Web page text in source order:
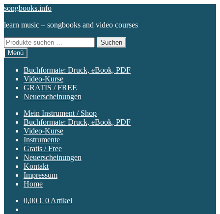
Zur
springen
Zum
springen
songbooks.info
learn music – songbooks and video courses
Suchen
nach:
Suchen
Menü
Buchformate: Druck, eBook, PDF
Video-Kurse
GRATIS / FREE
Neuerscheinungen
Mein Instrument / Shop
Buchformate: Druck, eBook, PDF
Video-Kurse
Instrumente
Gratis / Free
Neuerscheinungen
Kontakt
Impressum
Home
0,00 € 0 Artikel